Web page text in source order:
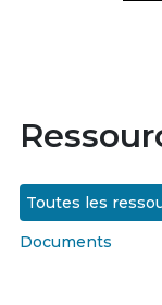
Toutes les
Documents